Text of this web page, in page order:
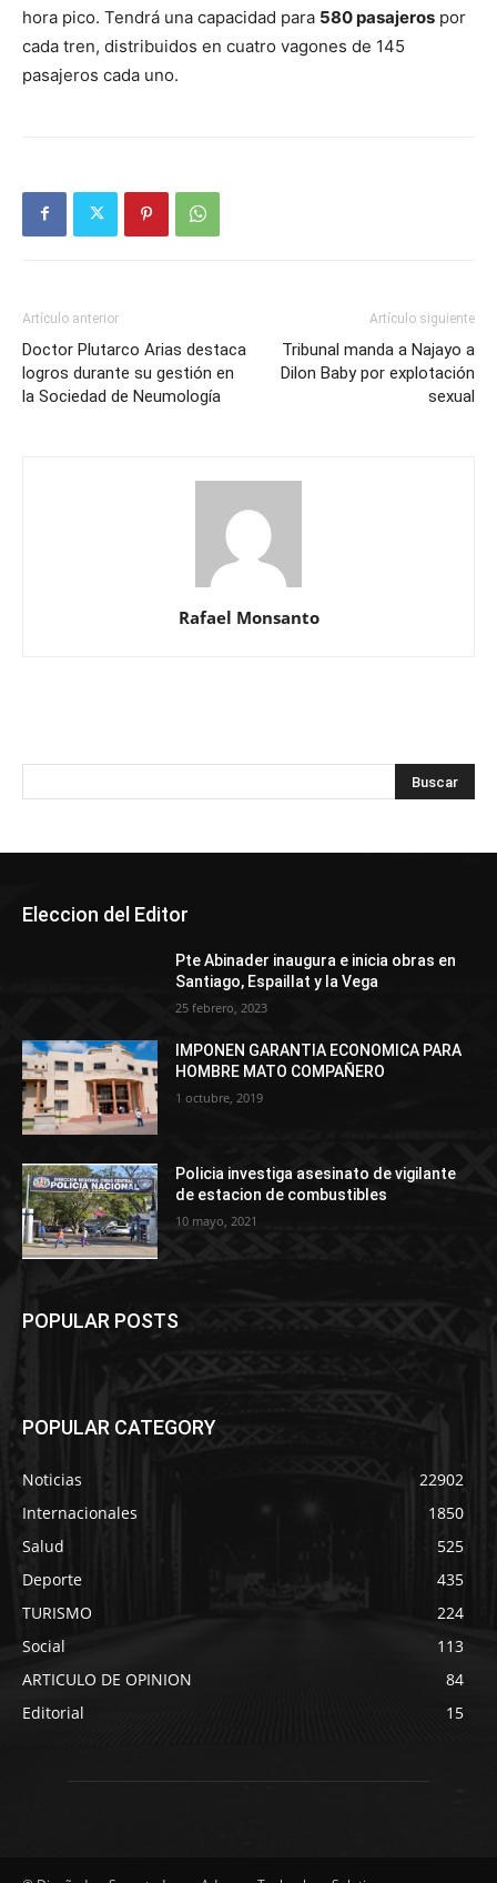
hora pico. Tendrá una capacidad para 580 pasajeros por
cada tren, distribuidos en cuatro vagones de 145
pasajeros cada uno.
Artículo anterior
Doctor Plutarco Arias destaca
logros durante su gestión en
la Sociedad de Neumología
Artículo siguiente
Tribunal manda a Najayo a
Dilon Baby por explotación
sexual
Rafael Monsanto
Eleccion del Editor
Pte Abinader inaugura e inicia obras en
Santiago, Espaillat y la Vega
25 febrero, 2023
IMPONEN GARANTIA ECONOMICA PARA
HOMBRE MATO COMPAÑERO
1 octubre, 2019
Policia investiga asesinato de vigilante
de estacion de combustibles
10 mayo, 2021
POPULAR POSTS
POPULAR CATEGORY
Noticias
22902
Internacionales
1850
Salud
525
Deporte
435
TURISMO
224
Social
113
ARTICULO DE OPINION
84
Editorial
15